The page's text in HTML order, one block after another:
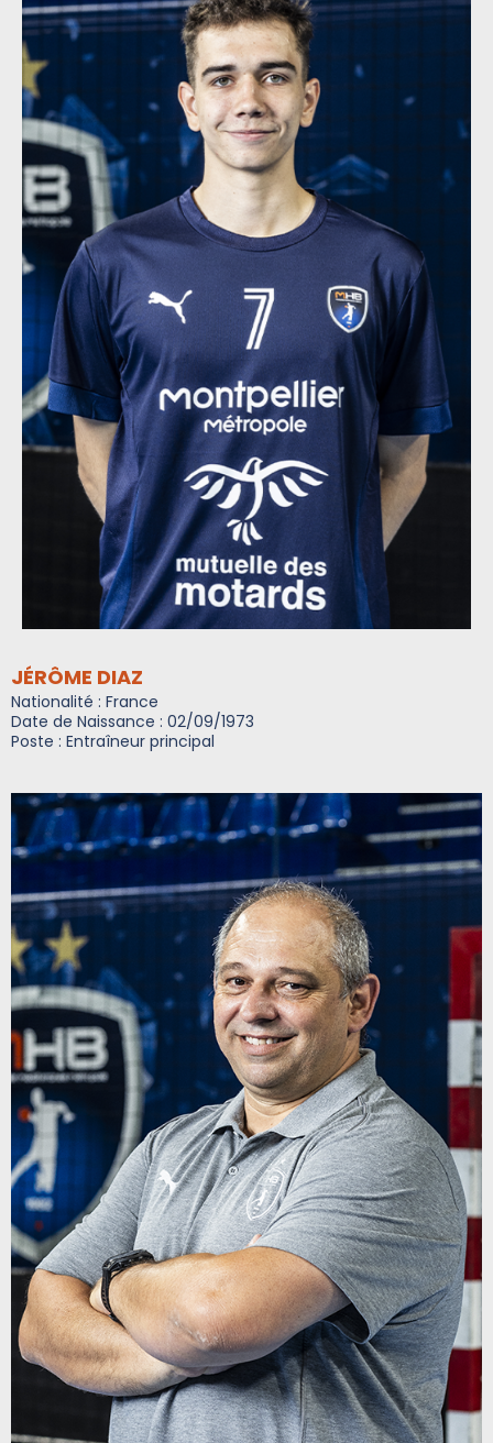
JÉRÔME DIAZ
Nationalité : France
Date de Naissance : 02/09/1973
Poste : Entraîneur principal